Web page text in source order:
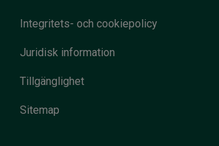
Integritets- och cookiepolicy
Juridisk information
Tillgänglighet
Sitemap